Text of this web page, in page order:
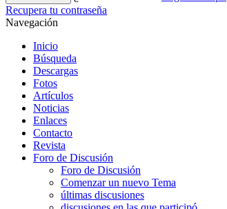
Recupera tu contraseña
Navegación
Inicio
Búsqueda
Descargas
Fotos
Artículos
Noticias
Enlaces
Contacto
Revista
Foro de Discusión
Foro de Discusión
Comenzar un nuevo Tema
últimas discusiones